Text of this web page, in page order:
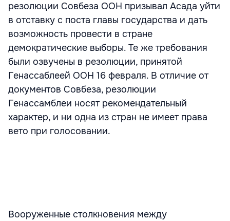
резолюции Совбеза ООН призывал Асада уйти
в отставку с поста главы государства и дать
возможность провести в стране
демократические выборы. Те же требования
были озвучены в резолюции, принятой
Генассаблеей ООН 16 февраля. В отличие от
документов Совбеза, резолюции
Генассамблеи носят рекомендательный
характер, и ни одна из стран не имеет права
вето при голосовании.
Вооруженные столкновения между